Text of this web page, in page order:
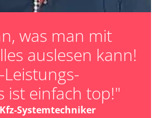
was man mit
auslesen kann!
Leistungs-
ist einfach top!"
Systemtechniker